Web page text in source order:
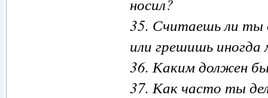
носил?
35. Считаешь ли
или грешишь
36. Каким должен
37. Как часто ты